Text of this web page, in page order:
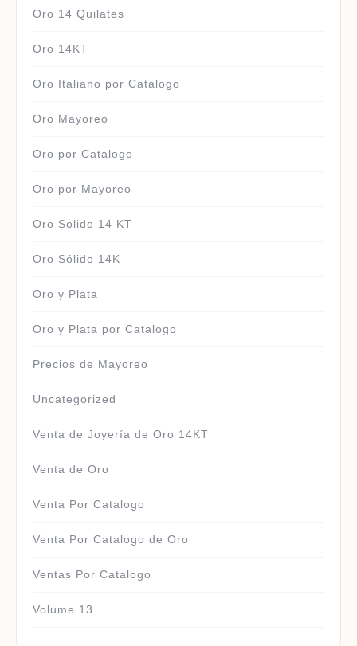
Oro 14 Quilates
Oro 14KT
Oro Italiano por Catalogo
Oro Mayoreo
Oro por Catalogo
Oro por Mayoreo
Oro Solido 14 KT
Oro Sólido 14K
Oro y Plata
Oro y Plata por Catalogo
Precios de Mayoreo
Uncategorized
Venta de Joyería de Oro 14KT
Venta de Oro
Venta Por Catalogo
Venta Por Catalogo de Oro
Ventas Por Catalogo
Volume 13